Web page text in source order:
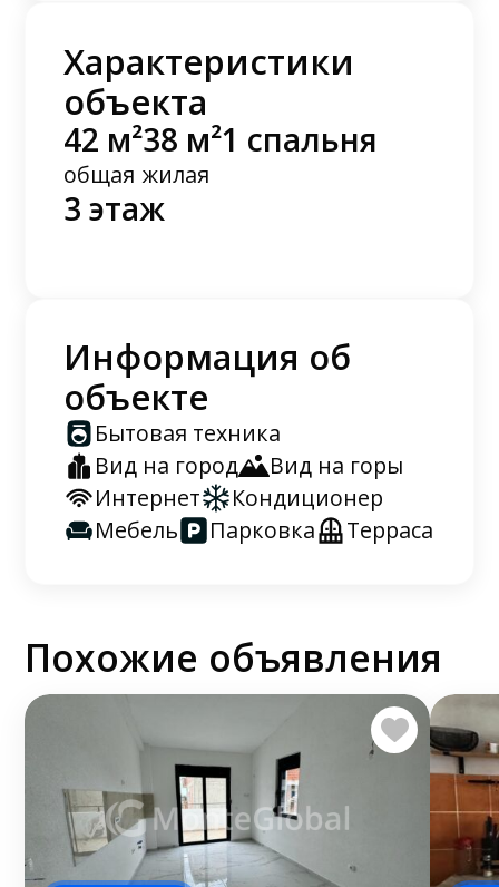
Характеристики
объекта
42 м²
общая
38 м²
жилая
1 спальня
3 этаж
Информация об
объекте
Бытовая техника
Вид на город
Вид на горы
Интернет
Кондиционер
Мебель
Парковка Терраса
Похожие объявления